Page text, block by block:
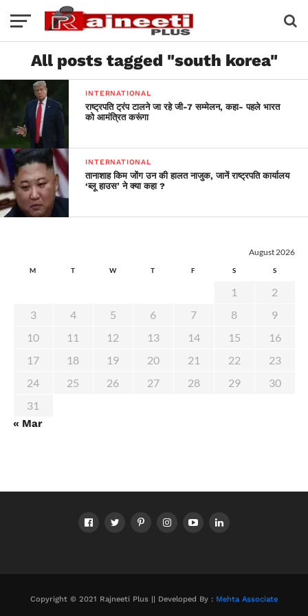
All posts tagged "south korea"
INTERNATIONAL
राष्ट्रपति ट्रंप टालने जा रहे जी-7 सम्मेलन, कहा- पहले भारत
को आमंत्रित करूंगा
INTERNATIONAL
तानाशाह किम जोंग उन की हालत नाजुक, जानें राष्ट्रपति कार्यालय
‘ब्लू हाउस’ ने क्या कहा ?
August 2026
M T W T F S S
1
2
3
4 5 6 7 8
9
10
11 12 13 14 15
16
17
18 19 20 21 22
23
24
25 26 27 28 29
30
31
« Mar
Copyright © 2021 Rajneeti Plus || Developed By : Mehta Associate